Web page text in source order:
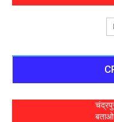
बताओ